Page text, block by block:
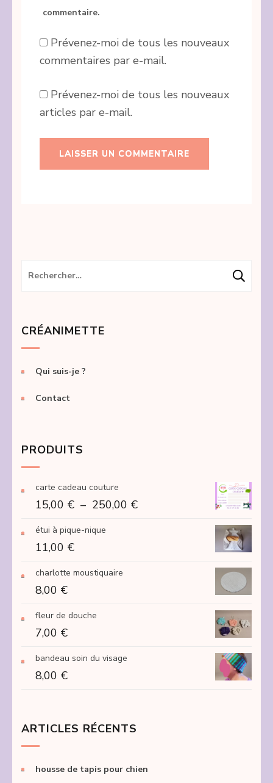
commentaire.
Prévenez-moi de tous les nouveaux
commentaires par e-mail.
Prévenez-moi de tous les nouveaux
articles par e-mail.
Rechercher :
CRÉANIMETTE
Qui suis-je ?
Contact
PRODUITS
carte cadeau couture
15,00 € – 250,00 €Plage
étui à pique-nique
11,00 €
charlotte moustiquaire
8,00 €
fleur de douche
7,00 €
bandeau soin du visage
8,00 €
ARTICLES RÉCENTS
housse de tapis pour chien